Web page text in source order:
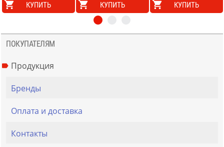
КУПИТЬ КУПИТЬ КУПИТЬ
ПОКУПАТЕЛЯМ
Продукция
Бренды
Оплата и доставка
Контакты